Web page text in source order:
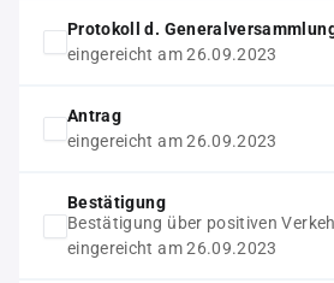
Protokoll d.
eingereicht am 26.09.2023
Antrag
eingereicht am 26.09.2023
Bestätigung
Bestätigung über positiven
eingereicht am 26.09.2023